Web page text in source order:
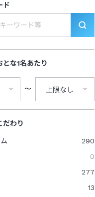
ド
な1名あたり
〜 上限なし
だわり
290
0
277
13